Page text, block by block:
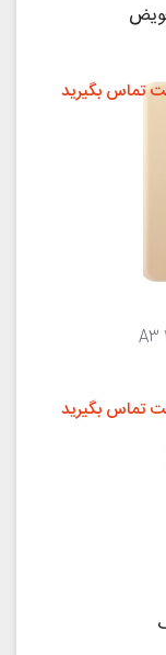
تماس بگیرید
تماس بگیرید